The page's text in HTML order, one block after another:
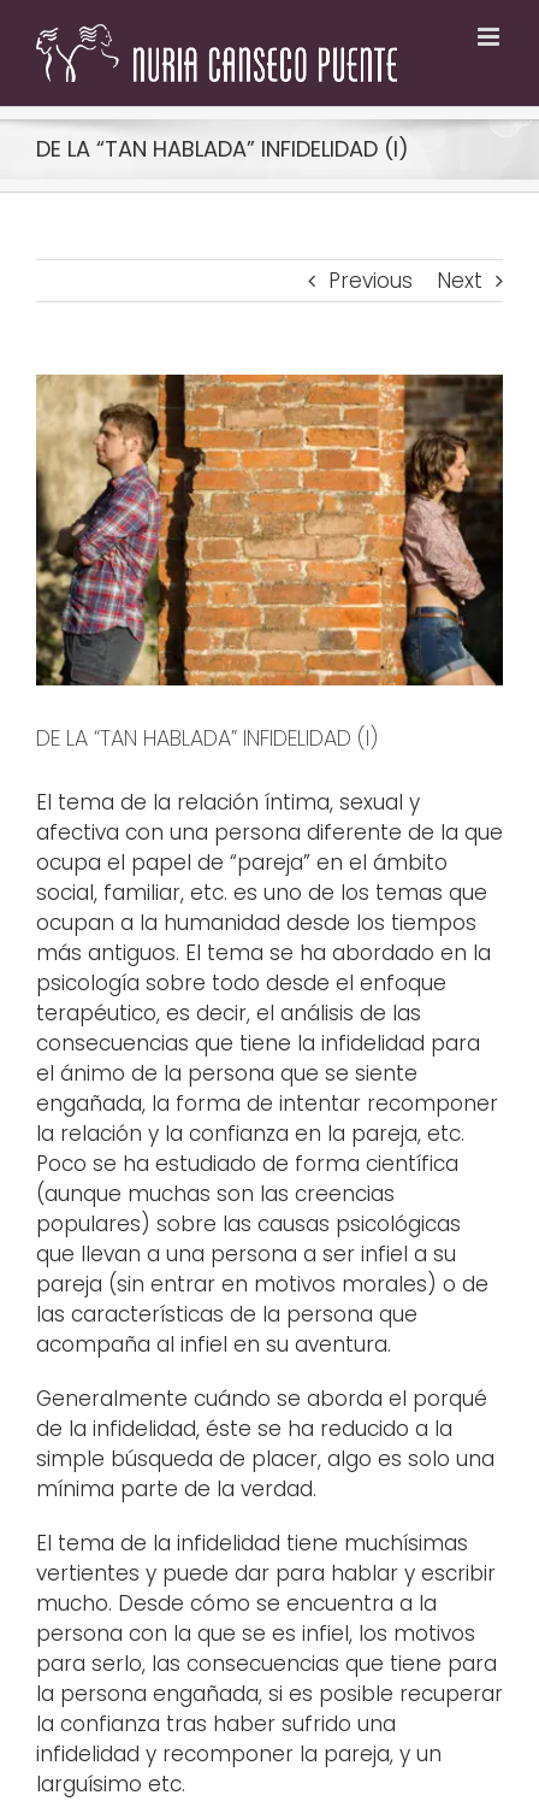
content
DE LA “TAN HABLADA” INFIDELIDAD (I)
Previous Next
View
Larger
Image
DE LA “TAN HABLADA” INFIDELIDAD (I)
El tema de la relación íntima, sexual y
afectiva con una persona diferente de la que
ocupa el papel de “pareja” en el ámbito
social, familiar, etc. es uno de los temas que
ocupan a la humanidad desde los tiempos
más antiguos. El tema se ha abordado en la
psicología sobre todo desde el enfoque
terapéutico, es decir, el análisis de las
consecuencias que tiene la infidelidad para
el ánimo de la persona que se siente
engañada, la forma de intentar recomponer
la relación y la confianza en la pareja, etc.
Poco se ha estudiado de forma científica
(aunque muchas son las creencias
populares) sobre las causas psicológicas
que llevan a una persona a ser infiel a su
pareja (sin entrar en motivos morales) o de
las características de la persona que
acompaña al infiel en su aventura.
Generalmente cuándo se aborda el porqué
de la infidelidad, éste se ha reducido a la
simple búsqueda de placer, algo es solo una
mínima parte de la verdad.
El tema de la infidelidad tiene muchísimas
vertientes y puede dar para hablar y escribir
mucho. Desde cómo se encuentra a la
persona con la que se es infiel, los motivos
para serlo, las consecuencias que tiene para
la persona engañada, si es posible recuperar
la confianza tras haber sufrido una
infidelidad y recomponer la pareja, y un
larguísimo etc.